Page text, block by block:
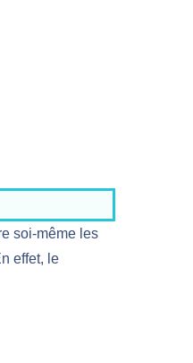
soi-même les
effet, le